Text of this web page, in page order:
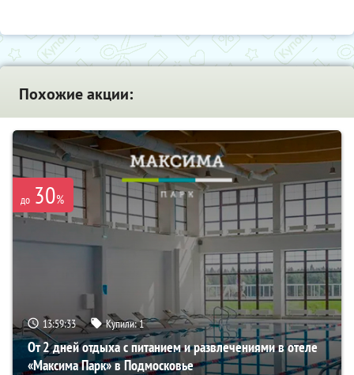
Похожие акции:
до 30%
13:59:32 Купили:1
От 2 дней отдыха с питанием и развлечениями в отеле
«Максима Парк» в Подмосковье